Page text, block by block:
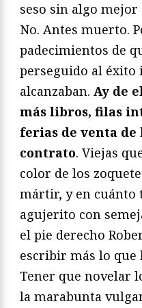
seso sin algo
No. Antes muerto.
padecimientos de
perseguido al éxito
alcanzaban. Ay de
más libros, filas
ferias de venta
contrato. Viejas
color de los
mártir, y en cuánto
agujerito con
el pie derecho
escribir más lo que
Tener que novelar
la marabunta